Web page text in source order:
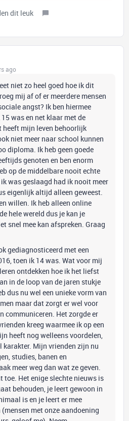
dit leuk
ago
niet zo heel goed hoe ik dit
mij af of er meerdere mensen
angst? Ik ben hiermee
was en net klaar met de
heeft mijn leven behoorlijk
niet meer naar school kunnen
diploma. Ik heb geen goede
genoten en ben enorm
op de middelbare nooit echte
was geslaagd had ik nooit meer
eigenlijk altijd alleen geweest.
willen. Ik heb alleen online
hele wereld dus je kan je
snel mee kan afspreken. Graag
gediagnosticeerd met een
toen ik 14 was. Wat voor mij
ontdekken hoe ik het liefst
in de loop van de jaren stukje
dus nu wel een unieke vorm van
maar dat zorgt er wel voor
communiceren. Het zorgde er
kreeg waarmee ik op een
heeft nog welleens voordelen,
karakter. Mijn vrienden zijn nu
studies, banen en
meer weg dan wat ze geven.
toe. Het enige slechte nieuws is
behouden, je leert gewoon in
is en je leert er mee
met onze aandoening